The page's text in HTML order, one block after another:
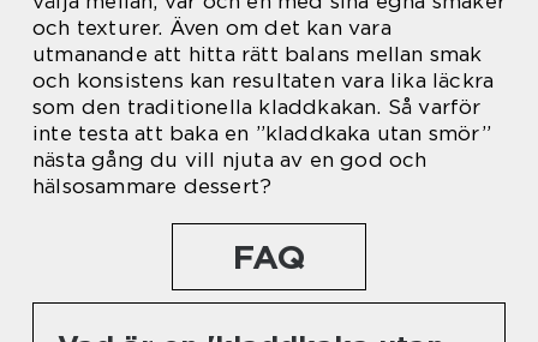
och texturer. Även om det kan vara
utmanande att hitta rätt balans mellan smak
och konsistens kan resultaten vara lika läckra
som den traditionella kladdkakan. Så varför
inte testa att baka en ”kladdkaka utan smör”
nästa gång du vill njuta av en god och
hälsosammare dessert?
FAQ